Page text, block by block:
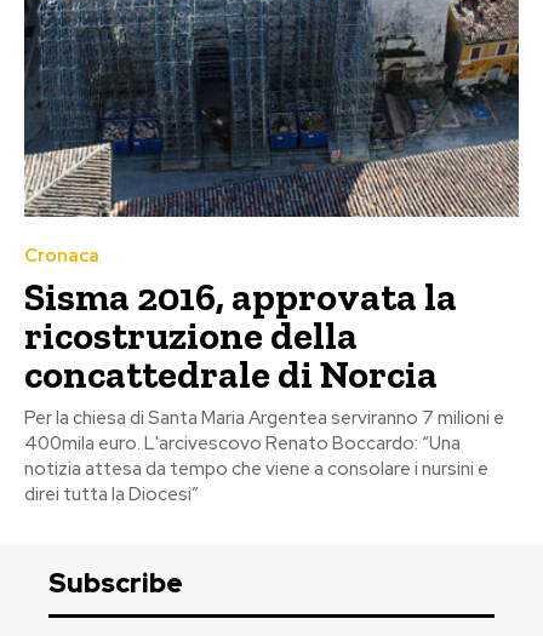
Cronaca
Sisma 2016, approvata la
ricostruzione della
concattedrale di Norcia
Per la chiesa di Santa Maria Argentea serviranno 7 milioni e
400mila euro. L'arcivescovo Renato Boccardo: “Una
notizia attesa da tempo che viene a consolare i nursini e
direi tutta la Diocesi”
Subscribe